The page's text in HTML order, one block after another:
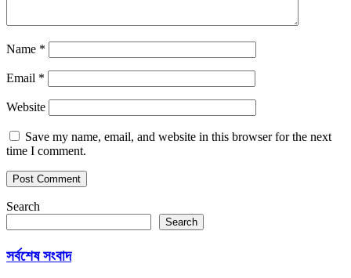
Name *
Email *
Website
Save my name, email, and website in this browser for the next
time I comment.
Search
Search
সর্বশেষ সংবাদ